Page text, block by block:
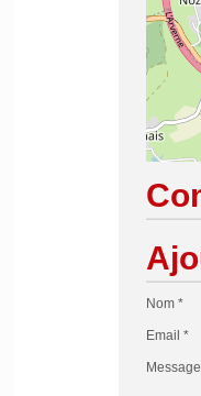
Nom *
Email *